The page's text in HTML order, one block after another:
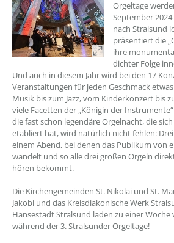
Orgeltage
September
nach Stralsund
präsentiert die
ihre
dichter Folge
Und auch in diesem Jahr wird bei den 17
Veranstaltungen für jeden Geschmack
Musik bis zum Jazz, vom Kinderkonzert bis
viele Facetten der „Königin der
die fast schon legendäre Orgelnacht, die
etabliert hat, wird natürlich nicht fehlen:
einem Abend, bei denen das Publikum von
wandelt und so alle drei großen Orgeln
hören bekommt.
Die Kirchengemeinden St. Nikolai und St.
Jakobi und das Kreisdiakonische Werk
Hansestadt Stralsund laden zu einer
während der 3. Stralsunder Orgeltage!